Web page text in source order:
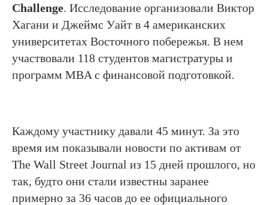
Challenge. Исследование организовали Виктор
Хагани и Джеймс Уайт в 4 американских
университетах Восточного побережья. В нем
участвовали 118 студентов магистратуры и
программ MBA с финансовой подготовкой.
Каждому участнику давали 45 минут. За это
время им показывали новости по активам от
The Wall Street Journal из 15 дней прошлого, но
так, будто они стали известны заранее
примерно за 36 часов до ее официального